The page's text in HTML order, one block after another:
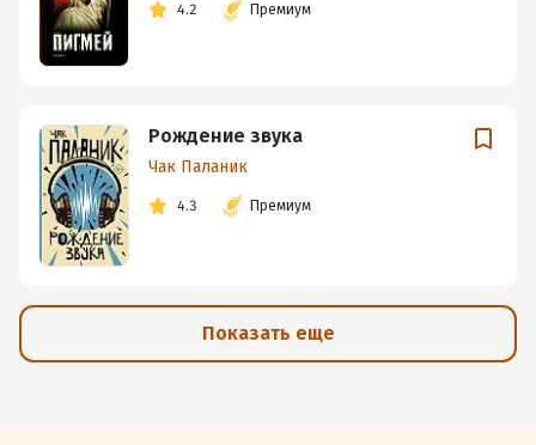
4.2 Премиум
Рождение звука
Чак Паланик
4.3 Премиум
Показать еще